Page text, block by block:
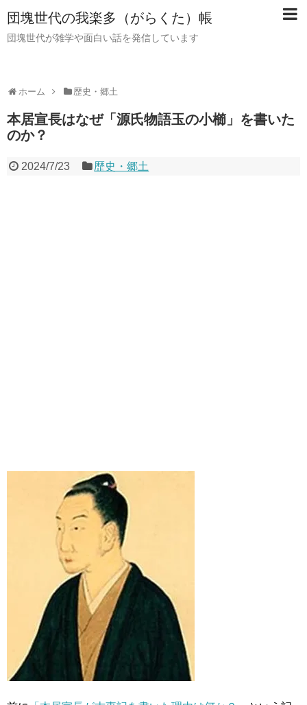
団塊世代の我楽多（がらくた）帳
団塊世代が雑学や面白い話を発信しています
ホーム 歴史・郷土
本居宣長はなぜ「源氏物語玉の小櫛」を書いた
のか？
2024/7/23 歴史・郷土